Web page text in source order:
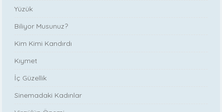
Yüzük
Biliyor Musunuz?
Kim Kimi Kandırdı
Kıymet
İç Güzellik
Sinemadaki Kadınlar